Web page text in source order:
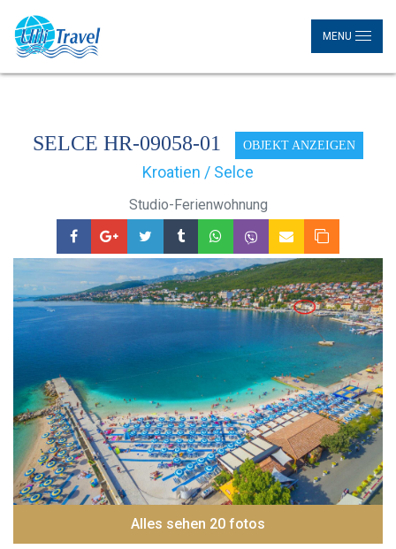
MENU
SELCE HR-09058-01 OBJEKT ANZEIGEN
Kroatien / Selce
Studio-Ferienwohnung
Alles sehen 20 fotos